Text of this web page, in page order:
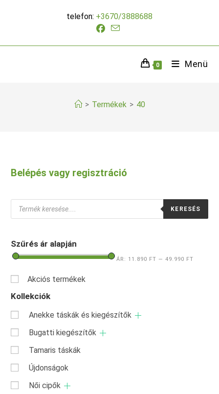
telefon: +3670/3888688
0 Menü
> Termékek > 40
Belépés vagy regisztráció
Products
search
KERESÉS
Szűrés ár alapján
ÁR: 11.890 FT —49.990 FT
Akciós termékek
Kollekciók
Anekke táskák és kiegészítők
Bugatti kiegészítők
Tamaris táskák
Újdonságok
Női cipők